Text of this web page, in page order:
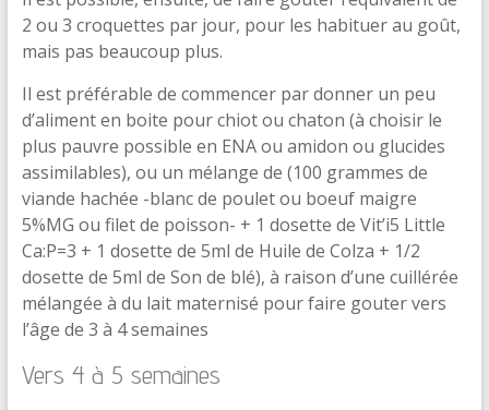
2 ou 3 croquettes par jour, pour les habituer au goût,
mais pas beaucoup plus.
Il est préférable de commencer par donner un peu
d’aliment en boite pour chiot ou chaton (à choisir le
plus pauvre possible en ENA ou amidon ou glucides
assimilables), ou un mélange de (100 grammes de
viande hachée -blanc de poulet ou boeuf maigre
5%MG ou filet de poisson- + 1 dosette de Vit’i5 Little
Ca:P=3 + 1 dosette de 5ml de Huile de Colza + 1/2
dosette de 5ml de Son de blé), à raison d’une cuillérée
mélangée à du lait maternisé pour faire gouter vers
l’âge de 3 à 4 semaines
Vers 4 à 5 semaines